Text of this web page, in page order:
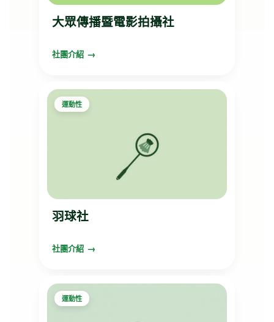
大眾傳播暨電影拍攝社
社團介紹
運動性
羽球社
社團介紹
運動性